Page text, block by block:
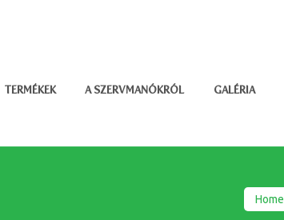
TERMÉKEK A SZERVMANÓKRÓL GALÉRIA
Home